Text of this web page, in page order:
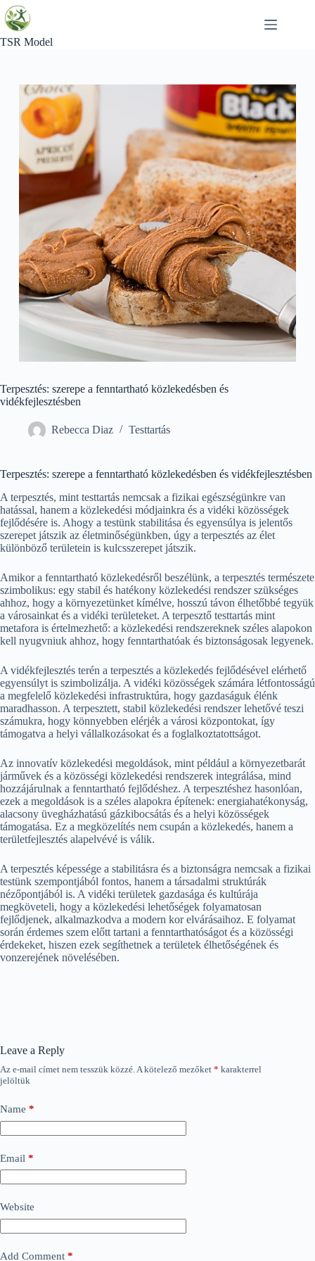
Skip
to
content
TSR Model
Terpesztés: szerepe a fenntartható közlekedésben és
vidékfejlesztésben
Rebecca Diaz Testtartás
Terpesztés: szerepe a fenntartható közlekedésben és vidékfejlesztésben
A terpesztés, mint testtartás nemcsak a fizikai egészségünkre van
hatással, hanem a közlekedési módjainkra és a vidéki közösségek
fejlődésére is. Ahogy a testünk stabilitása és egyensúlya is jelentős
szerepet játszik az életminőségünkben, úgy a terpesztés az élet
különböző területein is kulcsszerepet játszik.
Amikor a fenntartható közlekedésről beszélünk, a terpesztés természete
szimbolikus: egy stabil és hatékony közlekedési rendszer szükséges
ahhoz, hogy a környezetünket kímélve, hosszú távon élhetőbbé tegyük
a városainkat és a vidéki területeket. A terpesztő testtartás mint
metafora is értelmezhető: a közlekedési rendszereknek széles alapokon
kell nyugvniuk ahhoz, hogy fenntarthatóak és biztonságosak legyenek.
A vidékfejlesztés terén a terpesztés a közlekedés fejlődésével elérhető
egyensúlyt is szimbolizálja. A vidéki közösségek számára létfontosságú
a megfelelő közlekedési infrastruktúra, hogy gazdaságuk élénk
maradhasson. A terpesztett, stabil közlekedési rendszer lehetővé teszi
számukra, hogy könnyebben elérjék a városi központokat, így
támogatva a helyi vállalkozásokat és a foglalkoztatottságot.
Az innovatív közlekedési megoldások, mint például a környezetbarát
járművek és a közösségi közlekedési rendszerek integrálása, mind
hozzájárulnak a fenntartható fejlődéshez. A terpesztéshez hasonlóan,
ezek a megoldások is a széles alapokra építenek: energiahatékonyság,
alacsony üvegházhatású gázkibocsátás és a helyi közösségek
támogatása. Ez a megközelítés nem csupán a közlekedés, hanem a
területfejlesztés alapelvévé is válik.
A terpesztés képessége a stabilitásra és a biztonságra nemcsak a fizikai
testünk szempontjából fontos, hanem a társadalmi struktúrák
nézőpontjából is. A vidéki területek gazdasága és kultúrája
megköveteli, hogy a közlekedési lehetőségek folyamatosan
fejlődjenek, alkalmazkodva a modern kor elvárásaihoz. E folyamat
során érdemes szem előtt tartani a fenntarthatóságot és a közösségi
érdekeket, hiszen ezek segíthetnek a területek élhetőségének és
vonzerejének növelésében.
Leave a Reply
Az e-mail címet nem tesszük közzé.A kötelező mezőket * karakterrel
jelöltük
Name *
Email *
Website
Add Comment *